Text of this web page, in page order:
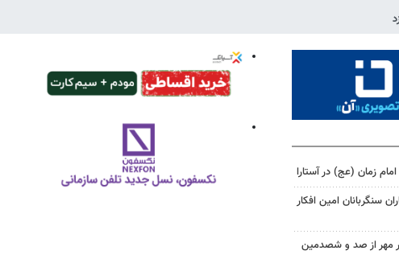
امام زمان (عج) در آستارا
سنگربانان امین افکار
مهر از صد و شصدمین